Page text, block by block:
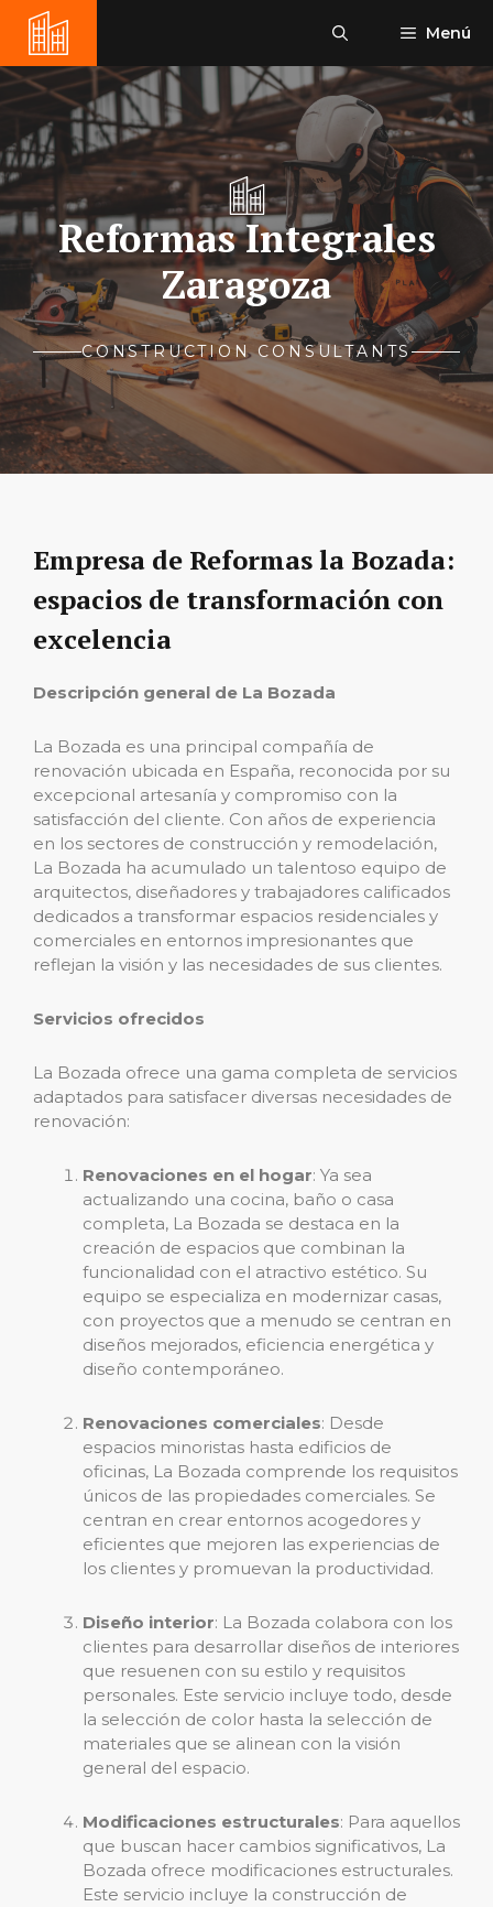
Saltar
contenido
Menú
Reformas Integrales
Zaragoza
CONSTRUCTION CONSULTANTS
Empresa de Reformas la Bozada:
espacios de transformación con
excelencia
Descripción general de La Bozada
La Bozada es una principal compañía de
renovación ubicada en España, reconocida por su
excepcional artesanía y compromiso con la
satisfacción del cliente. Con años de experiencia
en los sectores de construcción y remodelación,
La Bozada ha acumulado un talentoso equipo de
arquitectos, diseñadores y trabajadores calificados
dedicados a transformar espacios residenciales y
comerciales en entornos impresionantes que
reflejan la visión y las necesidades de sus clientes.
Servicios ofrecidos
La Bozada ofrece una gama completa de servicios
adaptados para satisfacer diversas necesidades de
renovación:
Renovaciones en el hogar: Ya sea
actualizando una cocina, baño o casa
completa, La Bozada se destaca en la
creación de espacios que combinan la
funcionalidad con el atractivo estético. Su
equipo se especializa en modernizar casas,
con proyectos que a menudo se centran en
diseños mejorados, eficiencia energética y
diseño contemporáneo.
Renovaciones comerciales: Desde
espacios minoristas hasta edificios de
oficinas, La Bozada comprende los requisitos
únicos de las propiedades comerciales. Se
centran en crear entornos acogedores y
eficientes que mejoren las experiencias de
los clientes y promuevan la productividad.
Diseño interior: La Bozada colabora con los
clientes para desarrollar diseños de interiores
que resuenen con su estilo y requisitos
personales. Este servicio incluye todo, desde
la selección de color hasta la selección de
materiales que se alinean con la visión
general del espacio.
Modificaciones estructurales: Para aquellos
que buscan hacer cambios significativos, La
Bozada ofrece modificaciones estructurales.
Este servicio incluye la construcción de